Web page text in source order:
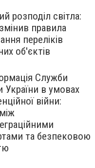
розподіл світла:
правила
переліків
об'єктів
Служби
України в умовах
війни:
та безпековою